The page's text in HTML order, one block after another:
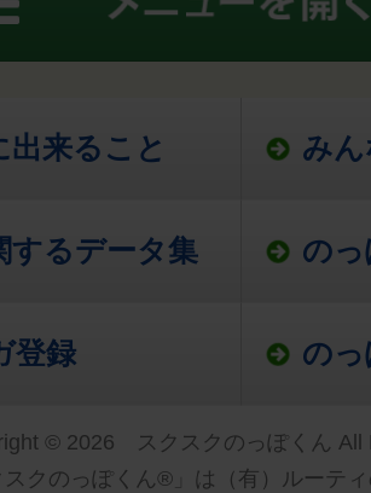
出来ること み
するデータ集 の
登録 の
© 2026 スクスクのっぽくん All
スクのっぽくん®」は（有）ルーテ